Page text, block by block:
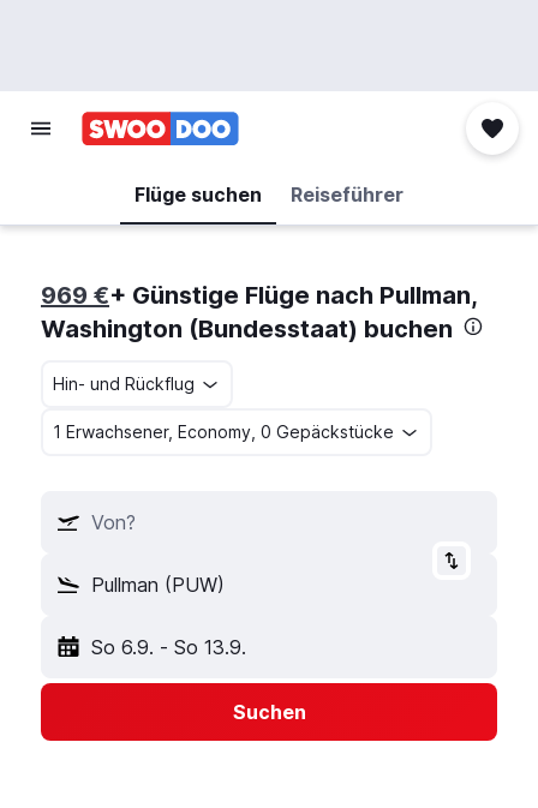
Flüge suchen Reiseführer
969 €+ Günstige Flüge nach Pullman,
Washington (Bundesstaat) buchen
Hin- und Rückflug
1 Erwachsener, Economy, 0 Gepäckstücke
Von?
Pullman (PUW)
So 6.9. - So 13.9.
Suchen